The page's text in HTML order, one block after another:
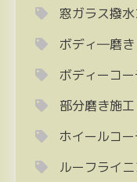
窓ガラス撥
ボディ―磨き
ボディーコ
部分磨き施工
ホイールコ
ルーフライ